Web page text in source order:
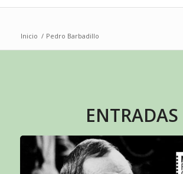
Inicio / Pedro Barbadillo
ENTRADAS